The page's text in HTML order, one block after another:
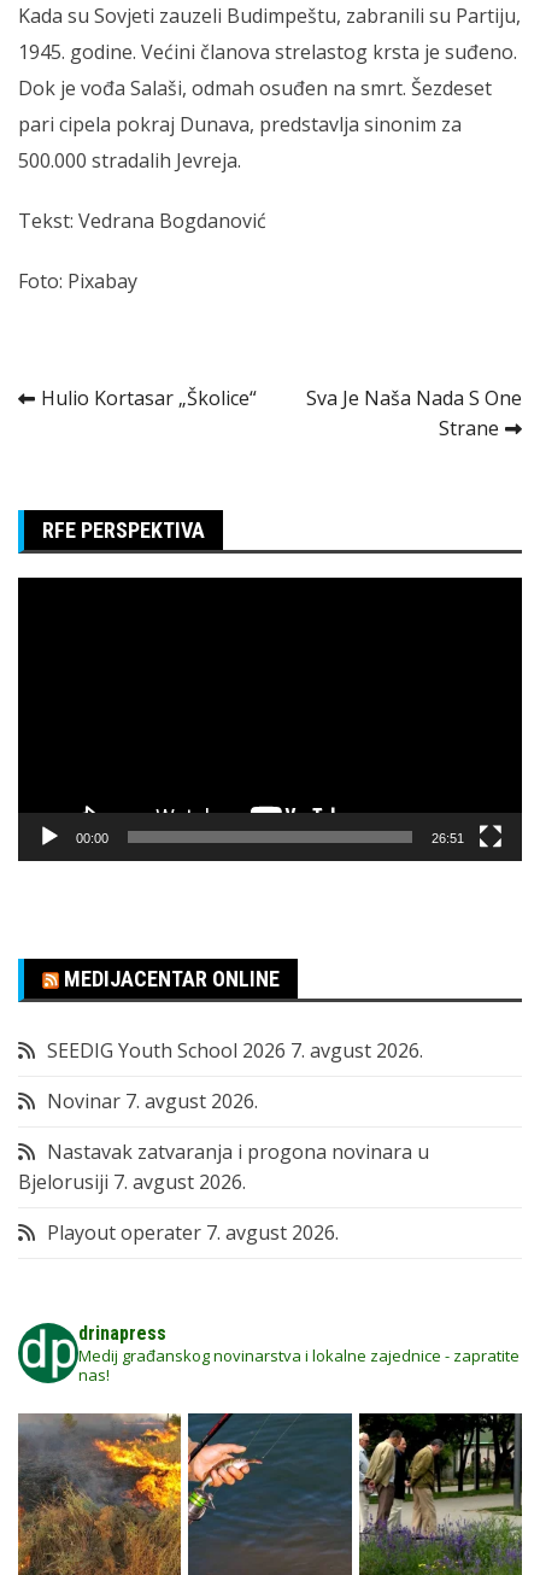
Kada su Sovjeti zauzeli Budimpeštu, zabranili su Partiju,
1945. godine. Većini članova strelastog krsta je suđeno.
Dok je vođa Salaši, odmah osuđen na smrt. Šezdeset
pari cipela pokraj Dunava, predstavlja sinonim za
500.000 stradalih Jevreja.
Tekst: Vedrana Bogdanović
Foto: Pixabay
Kretanje
Hulio Kortasar „Školice“
Sva Je Naša Nada S One
Strane
RFE PERSPEKTIVA
00:00 26:51
MEDIJACENTAR ONLINE
SEEDIG Youth School 2026 7. avgust 2026.
Novinar 7. avgust 2026.
Nastavak zatvaranja i progona novinara u
Bjelorusiji 7. avgust 2026.
Playout operater 7. avgust 2026.
drinapress
Medij građanskog novinarstva i lokalne zajednice - zapratite
nas!